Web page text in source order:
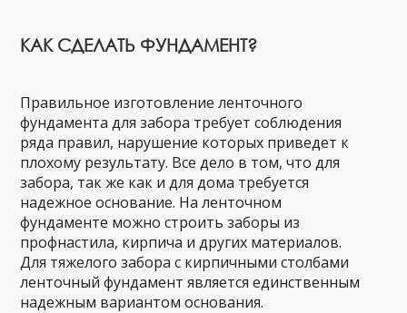
КАК СДЕЛАТЬ ФУНДАМЕНТ?
Правильное изготовление ленточного
фундамента для забора требует соблюдения
ряда правил, нарушение которых приведет к
плохому результату. Все дело в том, что для
забора, так же как и для дома требуется
надежное основание. На ленточном
фундаменте можно строить заборы из
профнастила, кирпича и других материалов.
Для тяжелого забора с кирпичными столбами
ленточный фундамент является единственным
надежным вариантом основания.